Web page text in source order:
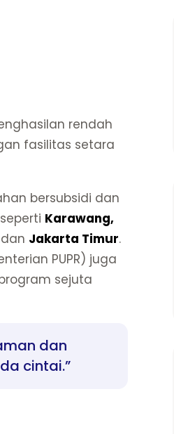
rendah
fasilitas setara
bersubsidi dan
Karawang,
dan Jakarta Timur.
PUPR) juga
sejuta
dan
cintai.”